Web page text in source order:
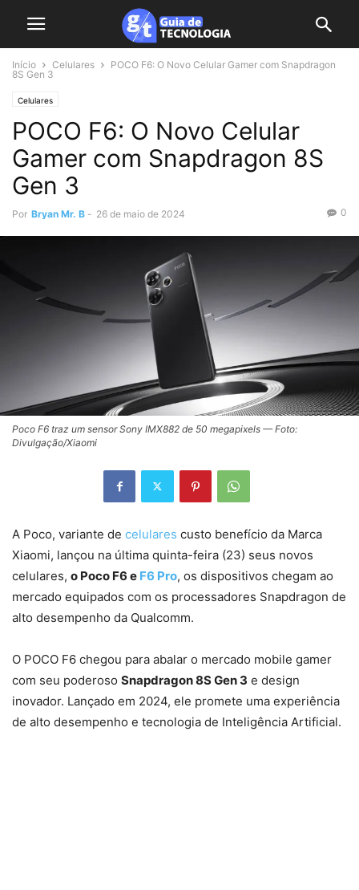
Início Celulares
POCO F6: O Novo Celular Gamer com Snapdragon
8S Gen 3
Celulares
POCO F6: O Novo Celular
Gamer com Snapdragon 8S
Gen 3
Por Bryan Mr. B - 26 de maio de 2024 0
Poco F6 traz um sensor Sony IMX882 de 50 megapixels — Foto:
Divulgação/Xiaomi
A Poco, variante de celulares custo benefício da Marca
Xiaomi, lançou na última quinta-feira (23) seus novos
celulares, o Poco F6 e F6 Pro, os dispositivos chegam ao
mercado equipados com os processadores Snapdragon de
alto desempenho da Qualcomm.
O POCO F6 chegou para abalar o mercado mobile gamer
com seu poderoso Snapdragon 8S Gen 3 e design
inovador. Lançado em 2024, ele promete uma experiência
de alto desempenho e tecnologia de Inteligência Artificial.